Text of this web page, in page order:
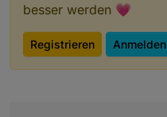
besser werden 💗
Registrieren Anmelden